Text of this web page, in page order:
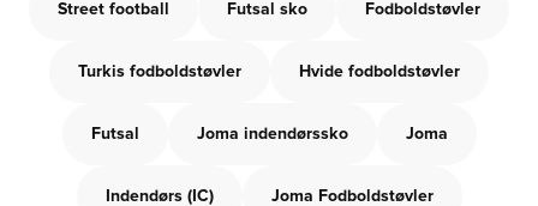
Street football Futsal sko Fodboldstøvler
Turkis fodboldstøvler Hvide fodboldstøvler
Futsal Joma indendørssko Joma
Indendørs (IC) Joma Fodboldstøvler